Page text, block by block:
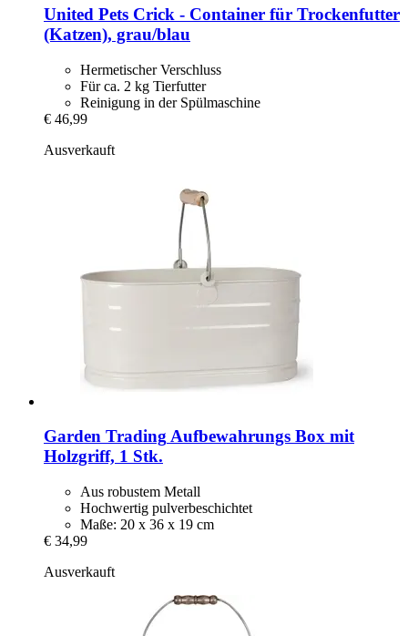
United Pets Crick -​ Container für Trockenfutter
(Katzen), grau/blau
Hermetischer Verschluss
Für ca. 2 kg Tierfutter
Reinigung in der Spülmaschine
€ 46,99
Ausverkauft
Garden TradingAufbewahrungs Box mit
Holzgriff, 1 Stk.
Aus robustem Metall
Hochwertig pulverbeschichtet
Maße: 20 x 36 x 19 cm
€ 34,99
Ausverkauft